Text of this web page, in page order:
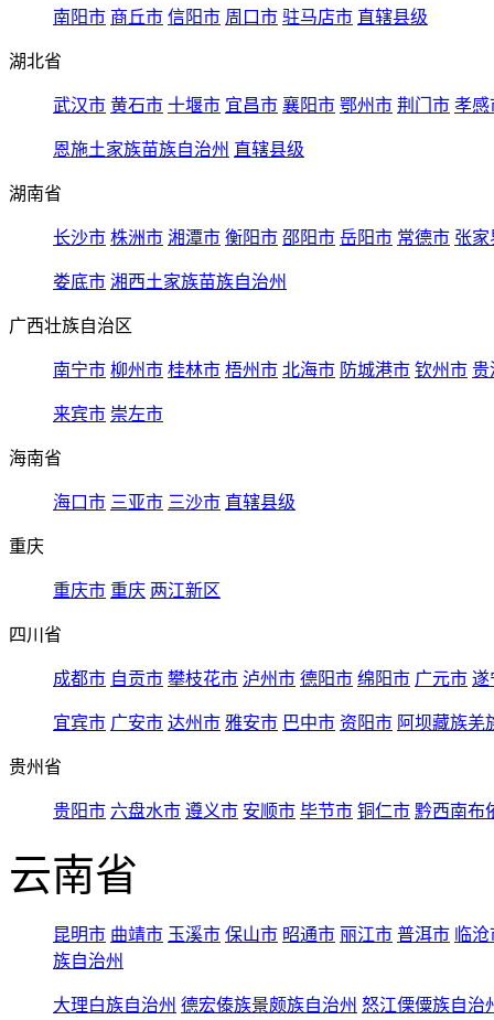
南阳市 商丘市 信阳市 周口市 驻马店市 直辖县级
湖北省
武汉市 黄石市 十堰市 宜昌市 襄阳市 鄂州市 荆门市 孝感
恩施土家族苗族自治州 直辖县级
湖南省
长沙市 株洲市 湘潭市 衡阳市 邵阳市 岳阳市 常德市 张家
娄底市 湘西土家族苗族自治州
广西壮族自治区
南宁市 柳州市 桂林市 梧州市 北海市 防城港市 钦州市 贵
来宾市 崇左市
海南省
海口市 三亚市 三沙市 直辖县级
重庆
重庆市 重庆 两江新区
四川省
成都市 自贡市 攀枝花市 泸州市 德阳市 绵阳市 广元市 遂
宜宾市 广安市 达州市 雅安市 巴中市 资阳市 阿坝藏族羌
贵州省
贵阳市 六盘水市 遵义市 安顺市 毕节市 铜仁市 黔西南布
云南省
昆明市 曲靖市 玉溪市 保山市 昭通市 丽江市 普洱市 临
族自治州
大理白族自治州 德宏傣族景颇族自治州 怒江傈僳族自治